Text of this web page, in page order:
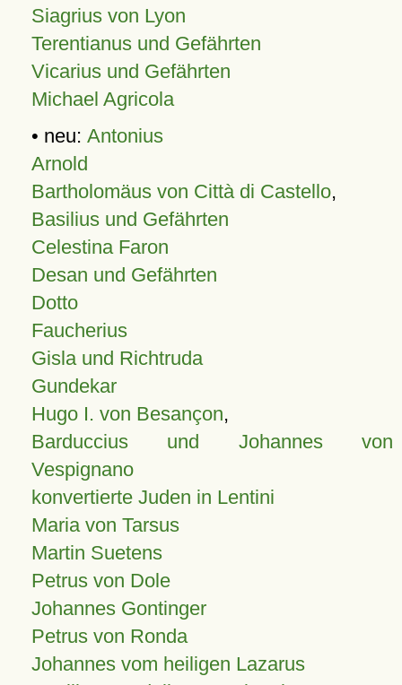
Siagrius von Lyon
Terentianus und Gefährten
Vicarius und Gefährten
Michael Agricola
• neu: Antonius
Arnold
Bartholomäus von Città di Castello,
Basilius und Gefährten
Celestina Faron
Desan und Gefährten
Dotto
Faucherius
Gisla und Richtruda
Gundekar
Hugo I. von Besançon,
Barduccius und Johannes von
Vespignano
konvertierte Juden in Lentini
Maria von Tarsus
Martin Suetens
Petrus von Dole
Johannes Gontinger
Petrus von Ronda
Johannes vom heiligen Lazarus